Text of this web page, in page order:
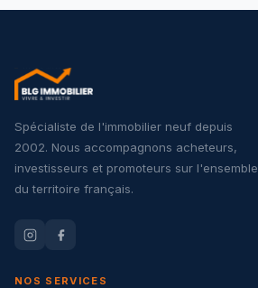
Spécialiste de l'immobilier neuf depuis
2002. Nous accompagnons acheteurs,
investisseurs et promoteurs sur l'ensemble
du territoire français.
NOS SERVICES